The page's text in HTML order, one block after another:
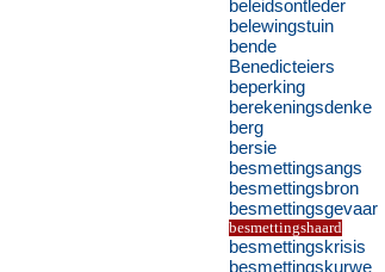
beleidsontleder
belewingstuin
bende
Benedicteiers
beperking
berekeningsdenke
berg
bersie
besmettingsangs
besmettingsbron
besmettingsgevaar
besmettingshaard
besmettingskrisis
besmettingskurwe